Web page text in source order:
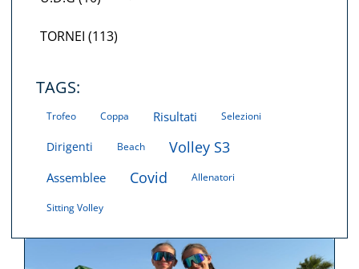
TORNEI (113)
TAGS:
Trofeo Coppa Risultati Selezioni
Dirigenti Beach Volley S3
Assemblee Covid Allenatori
Sitting Volley